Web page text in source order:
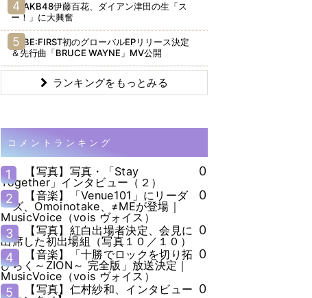
AKB48伊藤百花、ダイアン津田の生「ス
ー！」に大興奮
BE:FIRST初のグローバルEPリリース決定
＆先行曲「BRUCE WAYNE」MV公開
ランキングをもっとみる
コメントランキング
1
【写真】写真・「Stay
Together」インタビュー（２）
0
2
【音楽】「Venue101」にリーダ
ーズ、Omoinotake、≠MEが登場｜
MusicVoice（vois ヴォイス）
0
3
【写真】紅白出場者決定、会見に
出席した初出場組（写真１０／１０）
0
4
【音楽】「十勝でロックを切り拓
ひらく～ZION～ 完全版」放送決定｜
MusicVoice（vois ヴォイス）
0
5
【写真】仁村紗和、インタビュー 0